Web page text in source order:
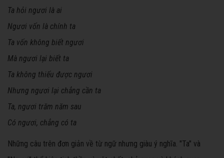
Ta hỏi ngươi là ai
Ngươi vốn là chính ta
Ta vốn không biết ngươi
Mà ngươi lại biết ta
Ta không thiếu được ngươi
Nhưng ngươi lại chẳng cần ta
Ta, ngươi trăm năm sau
Có ngươi, chẳng có ta
Những câu trên đơn giản về từ ngữ nhưng giàu ý nghĩa. "Ta" và